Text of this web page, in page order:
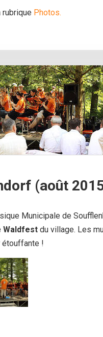
Photos.
(août
Municipale de
Waldfest du village. Les
étouffante !